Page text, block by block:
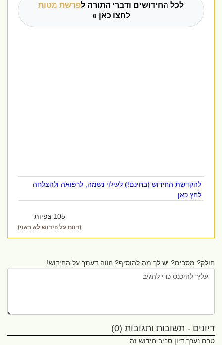
לכל החידושים ודברי התורה לפרשת מטות
לחצו כאן »
להקדשת החידוש (בחינם!) לעילוי נשמה, לרפואה ולהצלחה
לחץ כאן
105 צפיות
(דווח על חידוש לא ראוי)
חולק? מסכים? יש לך מה להוסיף? חווה דעתך על החידוש!
דיונים - תשובות ותגובות (0)
טרם נערך דיון סביב חידוש זה